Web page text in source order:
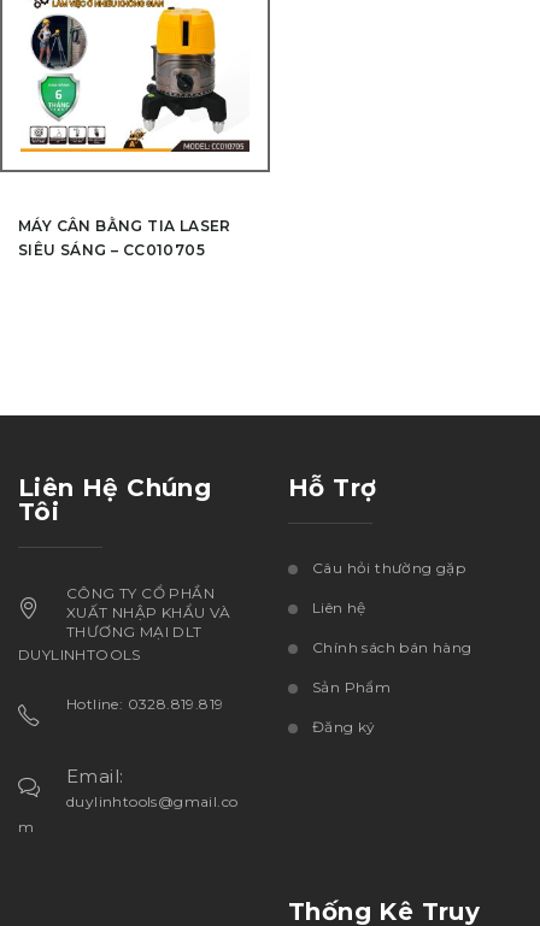
MÁY CÂN BẰNG TIA LASER
SIÊU SÁNG – CC010705
Liên Hệ Chúng
Tôi
CÔNG TY CỔ PHẦN
XUẤT NHẬP KHẨU VÀ
THƯƠNG MẠI DLT
DUYLINHTOOLS
Hotline: 0328.819.819
Email:
duylinhtools@gmail.co
m
Hỗ Trợ
Câu hỏi thường gặp
Liên hệ
Chính sách bán hàng
Sản Phẩm
Đăng ký
Thống Kê Truy